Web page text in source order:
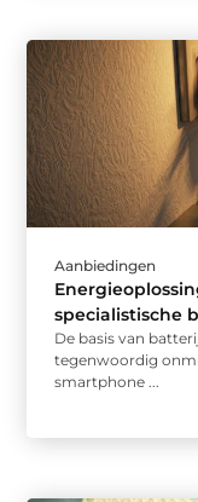
Aanbiedingen
specialistische
De basis van
tegenwoordig
smartphone ...